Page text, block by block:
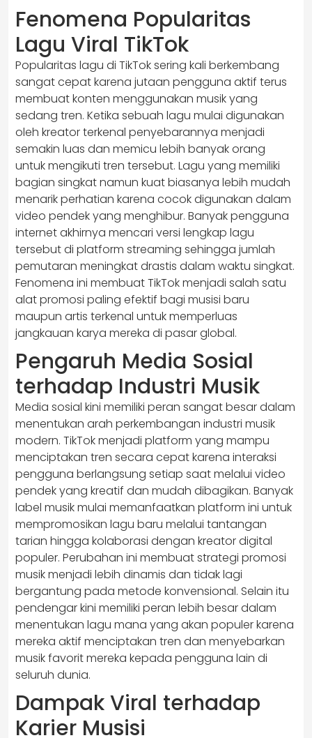
Fenomena Popularitas
Lagu Viral TikTok
Popularitas lagu di TikTok sering kali berkembang
sangat cepat karena jutaan pengguna aktif terus
membuat konten menggunakan musik yang
sedang tren. Ketika sebuah lagu mulai digunakan
oleh kreator terkenal penyebarannya menjadi
semakin luas dan memicu lebih banyak orang
untuk mengikuti tren tersebut. Lagu yang memiliki
bagian singkat namun kuat biasanya lebih mudah
menarik perhatian karena cocok digunakan dalam
video pendek yang menghibur. Banyak pengguna
internet akhirnya mencari versi lengkap lagu
tersebut di platform streaming sehingga jumlah
pemutaran meningkat drastis dalam waktu singkat.
Fenomena ini membuat TikTok menjadi salah satu
alat promosi paling efektif bagi musisi baru
maupun artis terkenal untuk memperluas
jangkauan karya mereka di pasar global.
Pengaruh Media Sosial
terhadap Industri Musik
Media sosial kini memiliki peran sangat besar dalam
menentukan arah perkembangan industri musik
modern. TikTok menjadi platform yang mampu
menciptakan tren secara cepat karena interaksi
pengguna berlangsung setiap saat melalui video
pendek yang kreatif dan mudah dibagikan. Banyak
label musik mulai memanfaatkan platform ini untuk
mempromosikan lagu baru melalui tantangan
tarian hingga kolaborasi dengan kreator digital
populer. Perubahan ini membuat strategi promosi
musik menjadi lebih dinamis dan tidak lagi
bergantung pada metode konvensional. Selain itu
pendengar kini memiliki peran lebih besar dalam
menentukan lagu mana yang akan populer karena
mereka aktif menciptakan tren dan menyebarkan
musik favorit mereka kepada pengguna lain di
seluruh dunia.
Dampak Viral terhadap
Karier Musisi